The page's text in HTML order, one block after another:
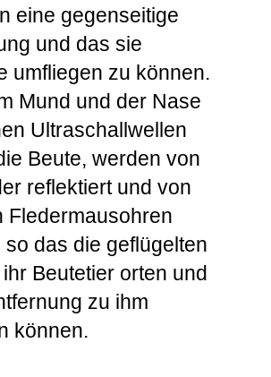
eine gegenseitige
und das sie
umfliegen zu können.
Mund und der Nase
Ultraschallwellen
Beute, werden von
reflektiert und von
Fledermausohren
so das die geflügelten
Beutetier orten und
zu ihm
können.